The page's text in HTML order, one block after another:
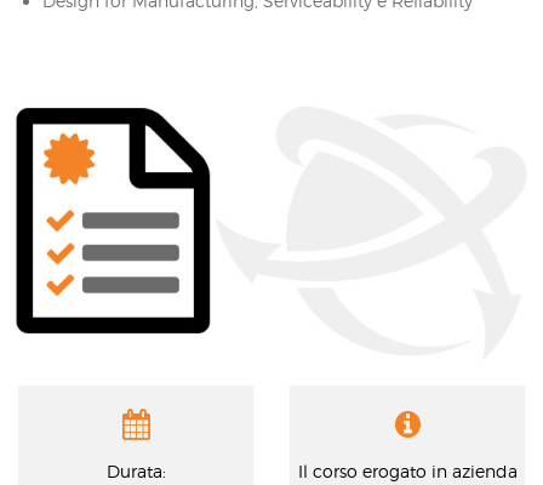
Durata:
Il corso erogato in azienda